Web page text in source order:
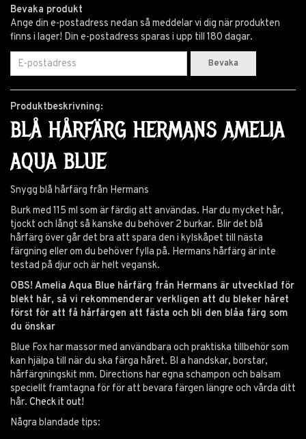
Bevaka produkt
Ange din e-postadress nedan så meddelar vi dig när produkten
finns i lager! Din e-postadress sparas i upp till 180 dagar.
Bevaka
Produktbeskrivning:
BLÅ HÅRFÄRG HERMANS AMELIA
AQUA BLUE
Snygg blå hårfärg från Hermans
Burk med 115 ml som är färdig att användas. Har du mycket hår,
tjockt och långt så kanske du behöver 2 burkar. Blir det blå
hårfärg över går det bra att spara den i kylskåpet till nästa
färgning eller om du behöver fylla på. Hermans hårfärg är inte
testad på djur och är helt vegansk.
OBS! Amelia Aqua Blue hårfärg från Hermans är utvecklad för
blekt hår, så vi rekommenderar verkligen att du bleker håret
först för att få hårfärgen att fästa och bli den blåa färg som
du önskar
Blue Fox har massor med användbara och praktiska tillbehör som
kan hjälpa till när du ska färga håret. Bl a handskar, borstar,
hårfärgningskit mm. Directions har egna schampon och balsam
speciellt framtagna för för att bevara färgen längre och vårda ditt
hår. Check it out!
Några blandade tips: